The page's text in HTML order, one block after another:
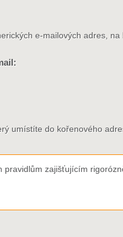
e-mailových adres,
umístíte do kořenového
pravidlům zajišťujícím